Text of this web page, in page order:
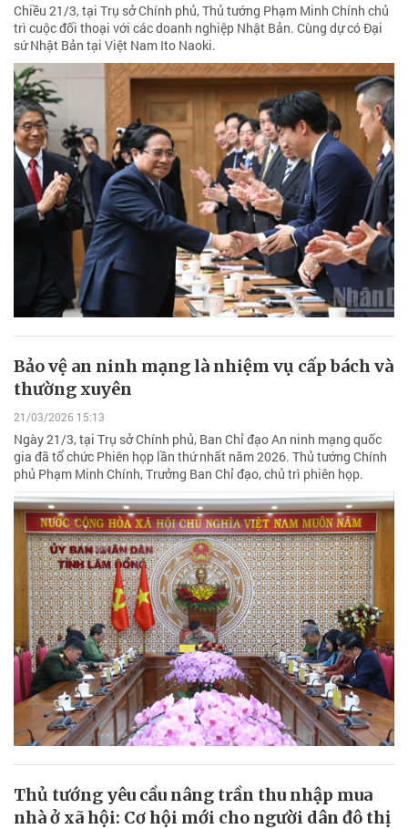
Chiều 21/3, tại Trụ sở Chính phủ, Thủ tướng Phạm Minh Chính chủ
trì cuộc đối thoại với các doanh nghiệp Nhật Bản. Cùng dự có Đại
sứ Nhật Bản tại Việt Nam Ito Naoki.
Bảo vệ an ninh mạng là nhiệm vụ cấp bách và
thường xuyên
21/03/2026 15:13
Ngày 21/3, tại Trụ sở Chính phủ, Ban Chỉ đạo An ninh mạng quốc
gia đã tổ chức Phiên họp lần thứ nhất năm 2026. Thủ tướng Chính
phủ Phạm Minh Chính, Trưởng Ban Chỉ đạo, chủ trì phiên họp.
Thủ tướng yêu cầu nâng trần thu nhập mua
nhà ở xã hội: Cơ hội mới cho người dân đô thị